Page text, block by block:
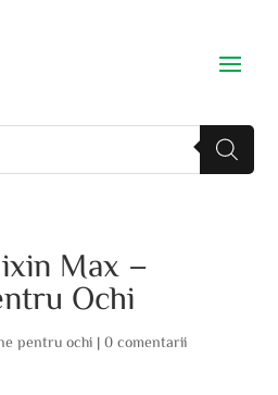
Max –
Ochi
pentru ochi| 0 comentarii